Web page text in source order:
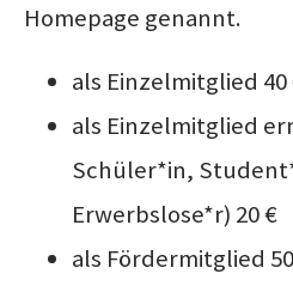
Homepage genannt.
als Einzelmitglied 40
als Einzelmitglied
Schüler*in,
Erwerbslose*r) 20 €
als Fördermitglied